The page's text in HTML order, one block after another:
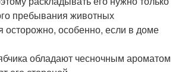
пребывания животных
осторожно, особенно, если в доме
обладают чесночным ароматом